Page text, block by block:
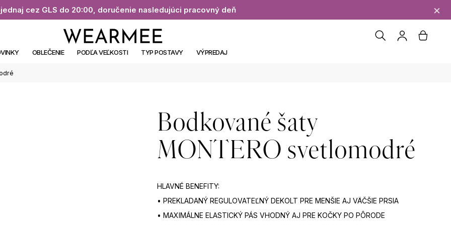
cez GLS do 20:00, doručenie nasledujúci pracovný deň ×
OBLEČENIE PODĽA VEĽKOSTI TYP POSTAVY VÝPREDAJ
Hľadať
Bodkované šaty
MONTERO svetlomodré
HLAVNÉ BENEFITY:
• PREKLADANÝ REGULOVATEĽNÝ DEKOLT PRE MENŠIE AJ VÄČŠIE PRSIA
• MAXIMÁLNE ELASTICKÝ PÁS VHODNÝ AJ PRE KOČKY PO PÔRODE